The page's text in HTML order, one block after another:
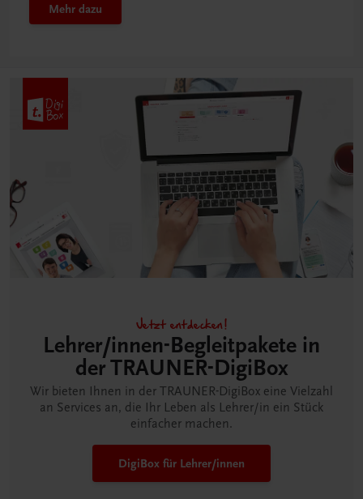
Mehr dazu
Jetzt entdecken!
Lehrer/innen-Begleitpakete in
der TRAUNER-DigiBox
Wir bieten Ihnen in der TRAUNER-DigiBox eine Vielzahl
an Services an, die Ihr Leben als Lehrer/in ein Stück
einfacher machen.
DigiBox für Lehrer/innen